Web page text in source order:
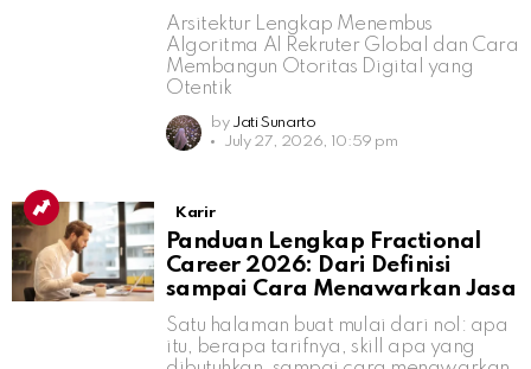
Arsitektur Lengkap Menembus
Algoritma AI Rekruter Global dan Cara
Membangun Otoritas Digital yang
Otentik
by Jati Sunarto
July 27, 2026, 10:59 pm
Karir
Panduan Lengkap Fractional
Career 2026: Dari Definisi
sampai Cara Menawarkan Jasa
Satu halaman buat mulai dari nol: apa
itu, berapa tarifnya, skill apa yang